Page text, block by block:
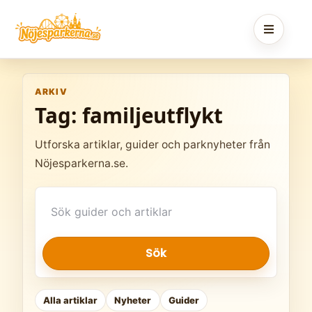
content
ARKIV
Tag: familjeutflykt
Utforska artiklar, guider och parknyheter från
Nöjesparkerna.se.
artiklar
Sök
Alla artiklar Nyheter Guider